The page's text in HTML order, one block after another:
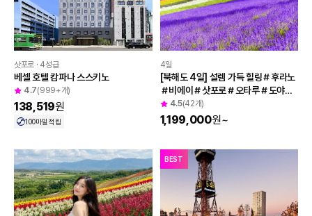
삿포로 · 4성급
베셀 호텔 캄파나 스스키노
4.7(999+개)
138,519원
100마일 적립
4일
[북해도 4일] 설렘 가득 힐링＃후라노
＃비에이＃삿포로＃오타루＃도야＃
노보리베츠＃천연온천
4.5(42개)
1,199,000원~
BEST